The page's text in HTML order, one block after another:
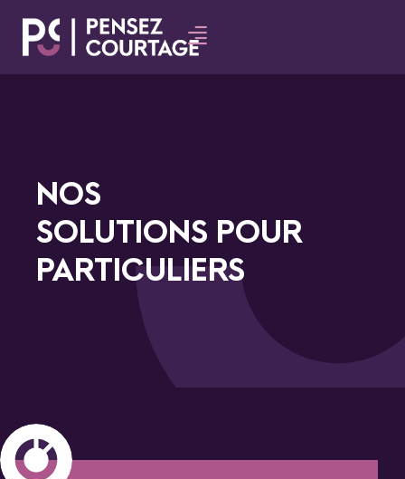
NOS
SOLUTIONS POUR
PARTICULIERS